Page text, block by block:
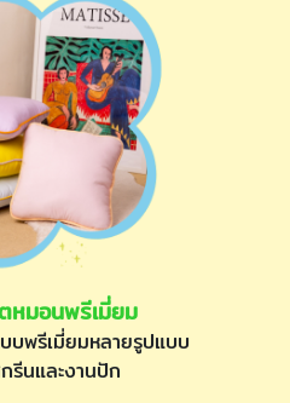
หมอนพรีเมี่ยม
พรีเมี่ยมหลายรูปแบบ
รีนและงานปัก